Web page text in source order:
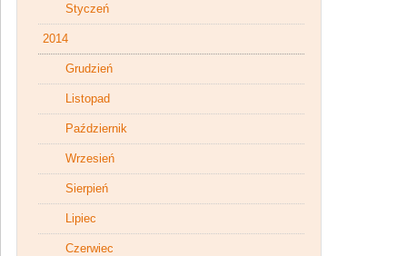
Styczeń
2014
Grudzień
Listopad
Październik
Wrzesień
Sierpień
Lipiec
Czerwiec